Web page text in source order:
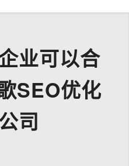
业可以合
SEO优化
司